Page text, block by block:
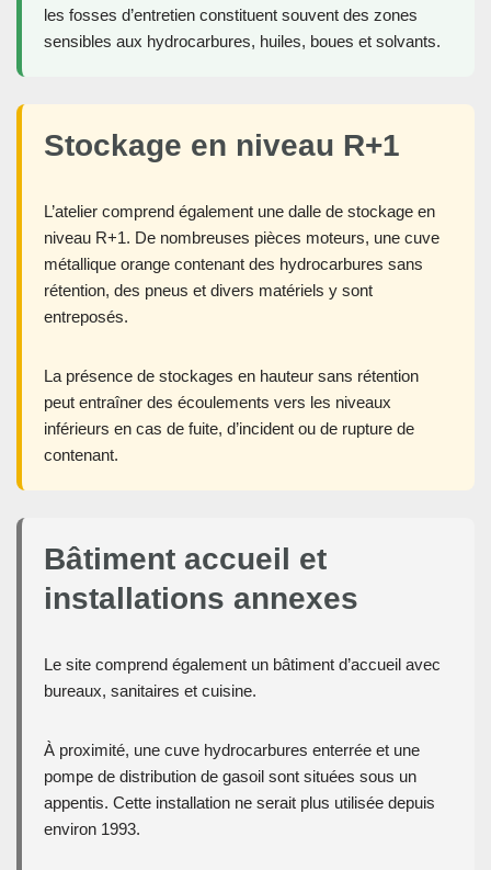
les fosses d’entretien constituent souvent des zones
sensibles aux hydrocarbures, huiles, boues et solvants.
Stockage en niveau R+1
L’atelier comprend également une dalle de stockage en
niveau R+1. De nombreuses pièces moteurs, une cuve
métallique orange contenant des hydrocarbures sans
rétention, des pneus et divers matériels y sont
entreposés.
La présence de stockages en hauteur sans rétention
peut entraîner des écoulements vers les niveaux
inférieurs en cas de fuite, d’incident ou de rupture de
contenant.
Bâtiment accueil et
installations annexes
Le site comprend également un bâtiment d’accueil avec
bureaux, sanitaires et cuisine.
À proximité, une cuve hydrocarbures enterrée et une
pompe de distribution de gasoil sont situées sous un
appentis. Cette installation ne serait plus utilisée depuis
environ 1993.